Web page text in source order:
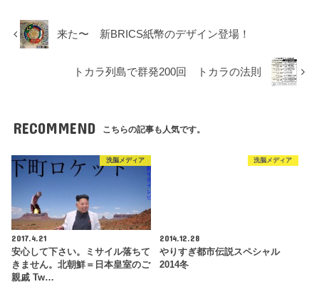
来た〜 新BRICS紙幣のデザイン登場！
トカラ列島で群発200回 トカラの法則
RECOMMEND こちらの記事も人気です。
洗脳メディア
2017.4.21
安心して下さい。ミサイル落ちて
きません。北朝鮮＝日本皇室のご
親戚 Tw…
洗脳メディア
2014.12.28
やりすぎ都市伝説スペシャル
2014冬